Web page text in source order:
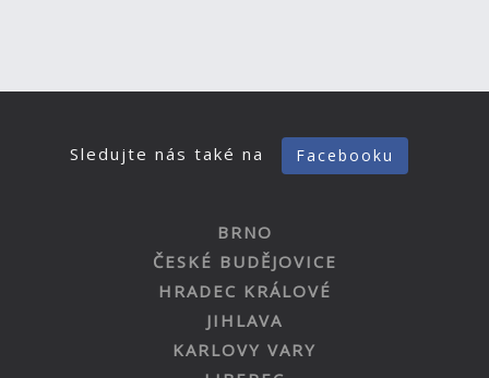
Sledujte nás také na Facebooku
BRNO
ČESKÉ BUDĚJOVICE
HRADEC KRÁLOVÉ
JIHLAVA
KARLOVY VARY